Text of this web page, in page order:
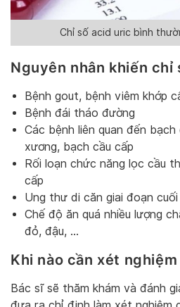
Chỉ số acid uric bình
Nguyên nhân khiến chỉ
Bệnh gout, bệnh viêm khớp
Bệnh đái tháo đường
Các bệnh liên quan đến
xương, bạch cầu cấp
Rối loạn chức năng lọc cầu
cấp
Ung thư di căn giai đoạn cuối
Chế độ ăn quá nhiều lượng
đỏ, đậu, …
Khi nào cần xét
Bác sĩ sẽ thăm khám và đánh